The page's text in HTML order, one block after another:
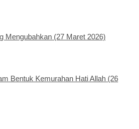
Mengubahkan (27 Maret 2026)
Bentuk Kemurahan Hati Allah (26